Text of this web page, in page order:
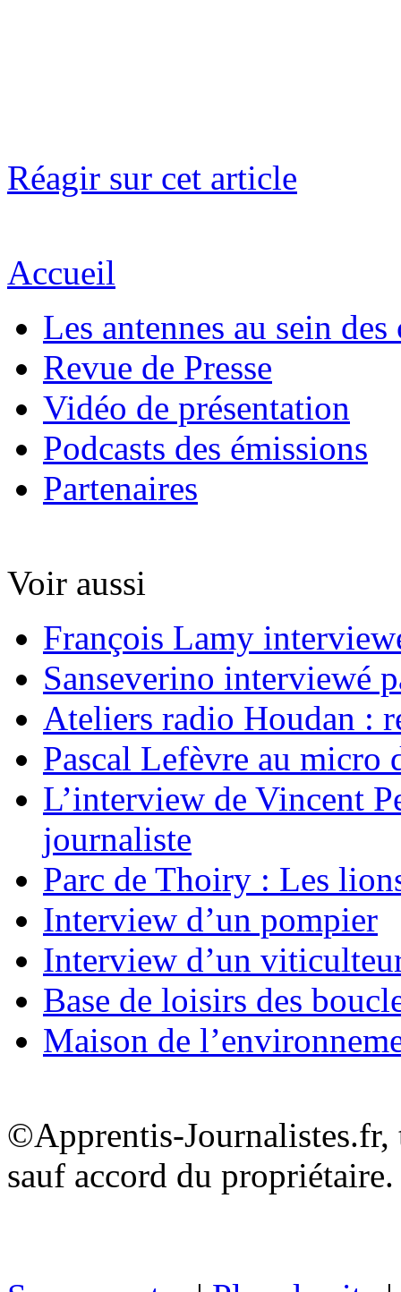
Réagir sur cet article
Accueil
Les antennes au sein des
Revue de Presse
Vidéo de présentation
Podcasts des émissions
Partenaires
Voir aussi
François Lamy
Sanseverino interviewé
Ateliers radio Houdan :
Pascal Lefèvre au micro
L’interview de Vincent
journaliste
Parc de Thoiry : Les
Interview d’un pompier
Interview d’un
Base de loisirs des
Maison de
©Apprentis-
sauf accord du propriétaire.